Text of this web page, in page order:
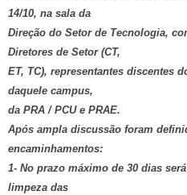
14/10, na sala da
Direção do Setor de Tecnologia,
Diretores de Setor (CT,
ET, TC), representantes discentes
daquele campus,
da PRA / PCU e PRAE.
Após ampla discussão foram
encaminhamentos:
1- No prazo máximo de 30 dias
limpeza das